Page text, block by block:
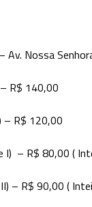
Nossa
R$ 140,00
R$ 120,00
80,00 (
90,00 (